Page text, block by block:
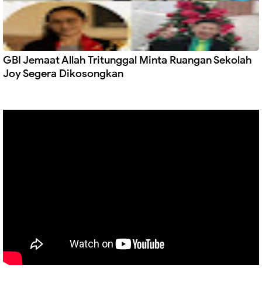
GBI Jemaat Allah Tritunggal Minta Ruangan Sekolah
Joy Segera Dikosongkan